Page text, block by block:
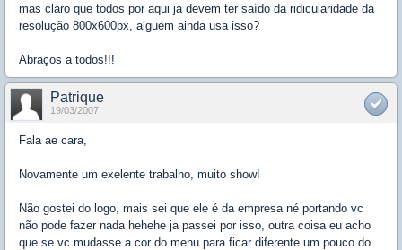
mas claro que todos por aqui já devem ter saído da ridicularidade da
resolução 800x600px, alguém ainda usa isso?
Abraços a todos!!!
Patrique
19/03/2007
Fala ae cara,
Novamente um exelente trabalho, muito show!
Não gostei do logo, mais sei que ele é da empresa né portando vc
não pode fazer nada hehehe ja passei por isso, outra coisa eu acho
que se vc mudasse a cor do menu para ficar diferente um pouco do